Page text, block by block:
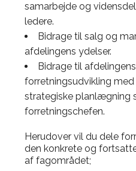
samarbejde og
ledere.
Bidrage til salg og
afdelingens ydelser.
Bidrage til
forretningsudvikling
strategiske planlægning
forretningschefen.
Herudover vil du dele
den konkrete og
af fagområdet;